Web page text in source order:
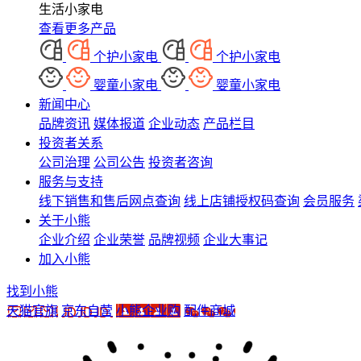
生活小家电
查看更多产品
个护小家电 个护小家电
婴童小家电
婴童小家电
新闻中心
品牌资讯 媒体报道 企业动态 产品栏目
投资者关系
公司治理 公司公告 投资者咨询
服务与支持
线下销售和售后网点查询 线上店铺授权码查询 会员服务
关于小熊
企业介绍 企业荣誉 品牌视频 企业大事记
加入小熊
找到小熊
天猫官旗 京东自营 小熊企业购 配件商城